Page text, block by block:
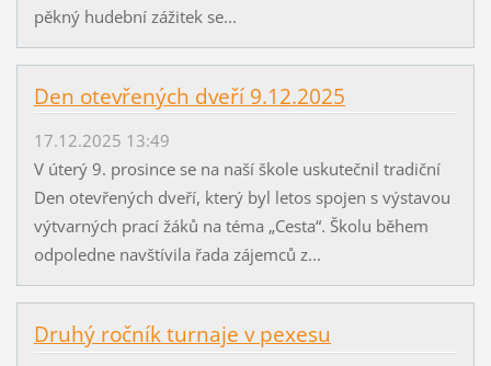
pěkný hudební zážitek se...
Den otevřených dveří 9.12.2025
17.12.2025 13:49
V úterý 9. prosince se na naší škole uskutečnil tradiční
Den otevřených dveří, který byl letos spojen s výstavou
výtvarných prací žáků na téma „Cesta“. Školu během
odpoledne navštívila řada zájemců z...
Druhý ročník turnaje v pexesu